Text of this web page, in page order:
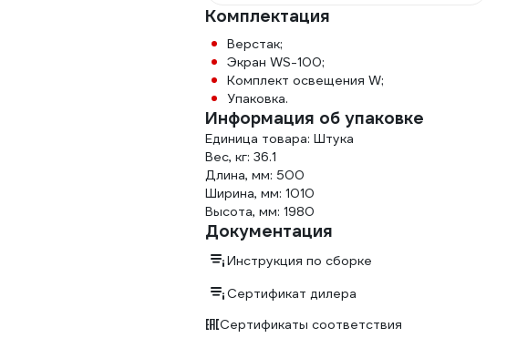
Комплектация
Верстак;
Экран WS-100;
Комплект освещения W;
Упаковка.
Информация об упаковке
Единица товара: Штука
Вес, кг: 36.1
Длина, мм: 500
Ширина, мм: 1010
Высота, мм: 1980
Документация
Инструкция по сборке
Сертификат дилера
Сертификаты соответствия